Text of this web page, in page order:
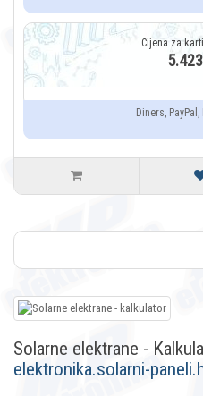
Diners,
Solarne elektrane -
elektronika.solarni-